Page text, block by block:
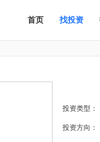
首页 找投资
投资类型：
投资方向：